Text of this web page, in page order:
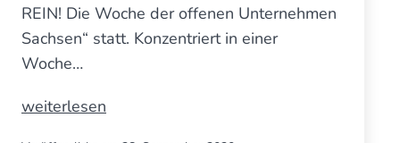
REIN! Die Woche der offenen Unternehmen
Sachsen“ statt. Konzentriert in einer
Woche…
SCHAU
weiterlesen